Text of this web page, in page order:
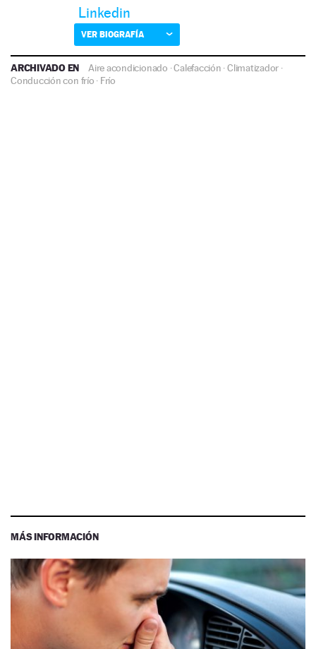
Linkedin
VER BIOGRAFÍA
ARCHIVADO EN Aire acondicionado ·Calefacción ·Climatizador ·
Conducción con frío · Frío
MÁS INFORMACIÓN